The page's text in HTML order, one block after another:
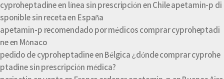
cyproheptadine en línea sin prescripción en Chile apetamin-p di
sponible sin receta en España
apetamin-p recomendado por médicos comprar cyproheptadi
ne en Mónaco
pedido de cyproheptadine en Bélgica ¿dónde comprar cyprohe
ptadine sin prescripción médica?